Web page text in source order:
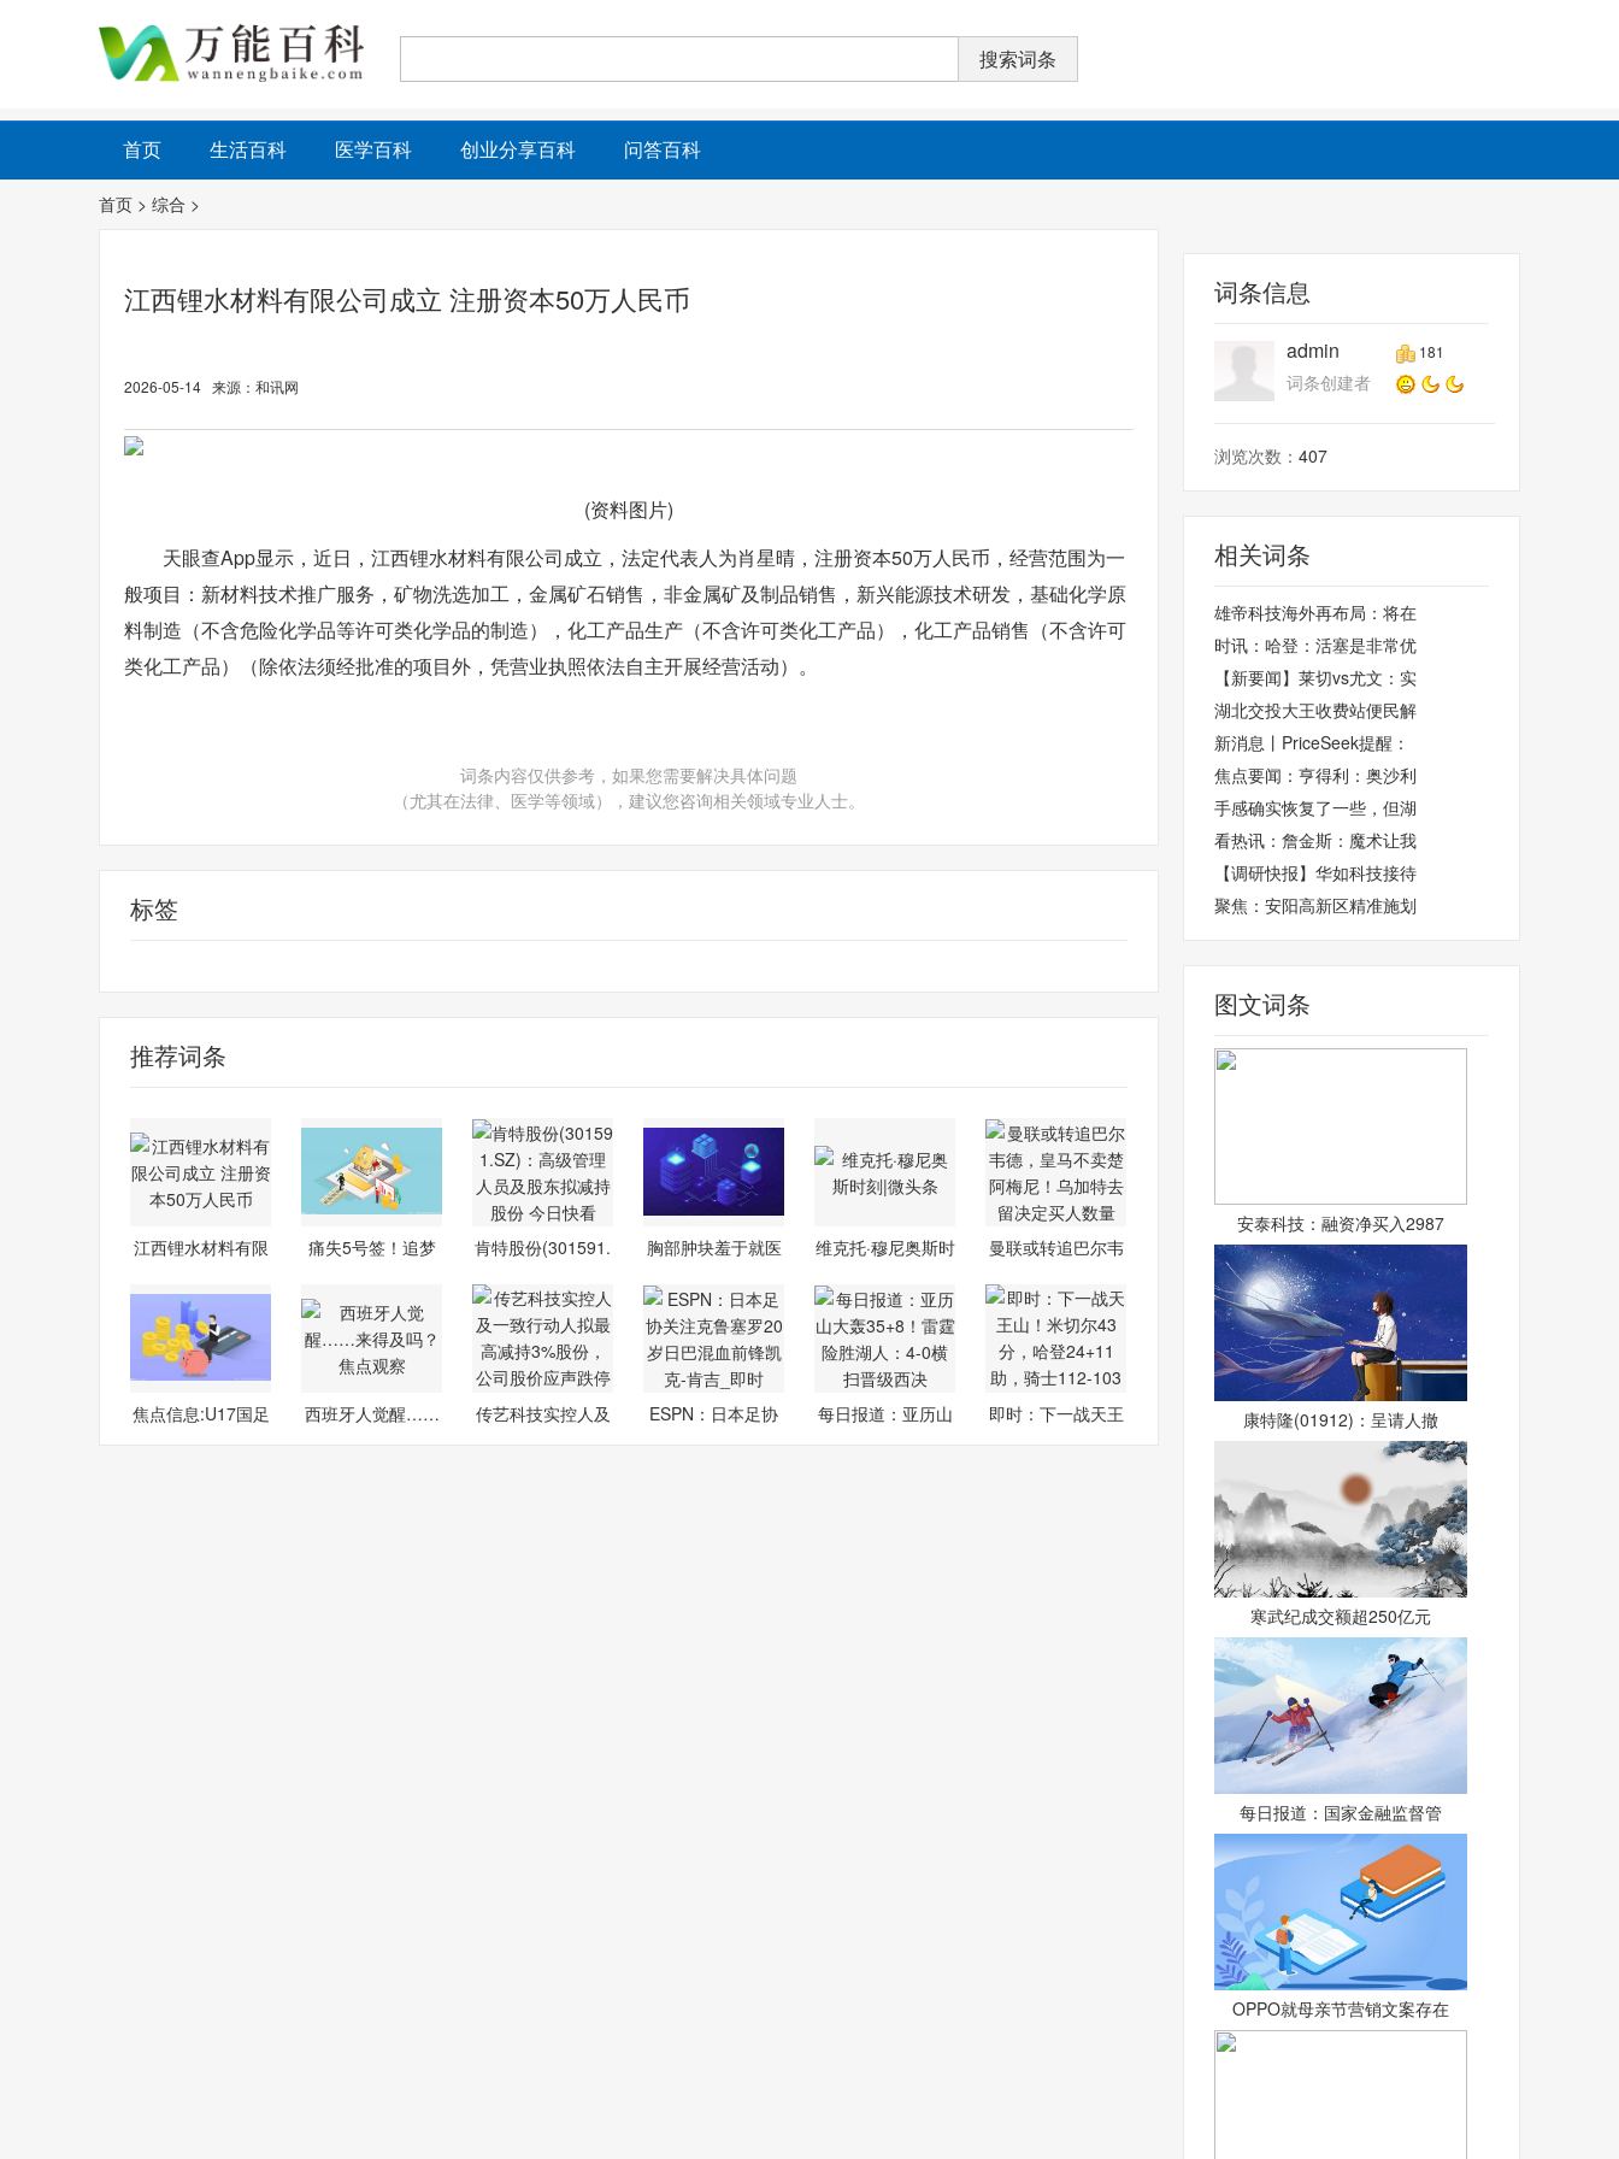
首页 生活百科 医学百科 创业分享百科 问答百科
首页 > 综合 >
江西锂水材料有限公司成立 注册资本50万人民币
2026-05-14 来源：和讯网
(资料图片)
天眼查App显示，近日，江西锂水材料有限公司成立，法定代表人为肖星晴，注册资本50万人民币，经营范围为一
般项目：新材料技术推广服务，矿物洗选加工，金属矿石销售，非金属矿及制品销售，新兴能源技术研发，基础化学原
料制造（不含危险化学品等许可类化学品的制造），化工产品生产（不含许可类化工产品），化工产品销售（不含许可
类化工产品）（除依法须经批准的项目外，凭营业执照依法自主开展经营活动）。
词条内容仅供参考，如果您需要解决具体问题
（尤其在法律、医学等领域），建议您咨询相关领域专业人士。
标签
推荐词条
江西锂水材料有限
痛失5号签！追梦
肯特股份(301591.
胸部肿块羞于就医
维克托·穆尼奥斯时
曼联或转追巴尔韦
焦点信息:U17国足
西班牙人觉醒……
传艺科技实控人及
ESPN：日本足协
每日报道：亚历山
即时：下一战天王
词条信息
admin 181
词条创建者
浏览次数： 407
相关词条
雄帝科技海外再布局：将在
时讯：哈登：活塞是非常优
【新要闻】莱切vs尤文：实
湖北交投大王收费站便民解
新消息丨PriceSeek提醒：
焦点要闻：亨得利：奥沙利
手感确实恢复了一些，但湖
看热讯：詹金斯：魔术让我
【调研快报】华如科技接待
聚焦：安阳高新区精准施划
图文词条
安泰科技：融资净买入2987
康特隆(01912)：呈请人撤
寒武纪成交额超250亿元
每日报道：国家金融监督管
OPPO就母亲节营销文案存在